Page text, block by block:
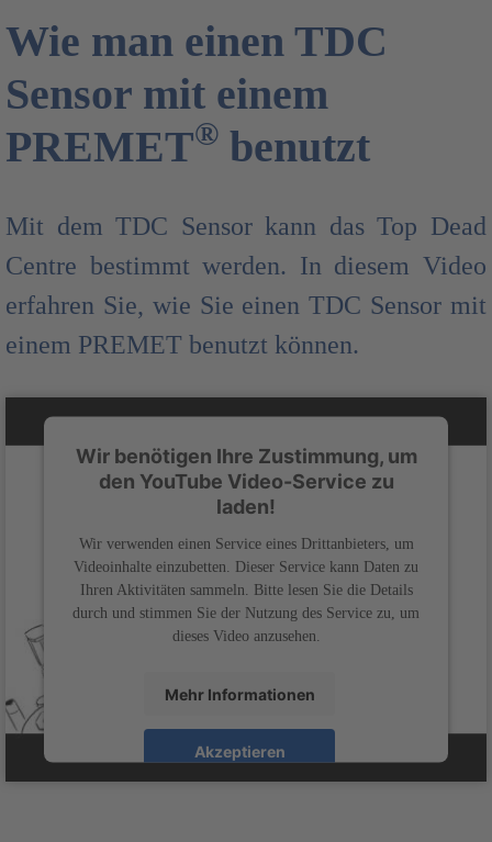
Wie man einen TDC
Sensor mit einem
PREMET® benutzt
Mit dem TDC Sensor kann das Top Dead
Centre bestimmt werden. In diesem Video
erfahren Sie, wie Sie einen TDC Sensor mit
einem PREMET benutzt können.
Wir benötigen Ihre Zustimmung, um
den YouTube Video-Service zu
laden!
Wir verwenden einen Service eines Drittanbieters, um
Videoinhalte einzubetten. Dieser Service kann Daten zu
Ihren Aktivitäten sammeln. Bitte lesen Sie die Details
durch und stimmen Sie der Nutzung des Service zu, um
dieses Video anzusehen.
Mehr Informationen
Akzeptieren